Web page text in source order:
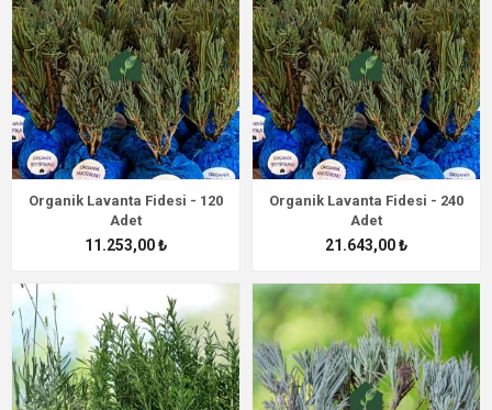
Organik Lavanta Fidesi - 120
Adet
11.253,00 ₺
Organik Lavanta Fidesi - 240
Adet
21.643,00 ₺